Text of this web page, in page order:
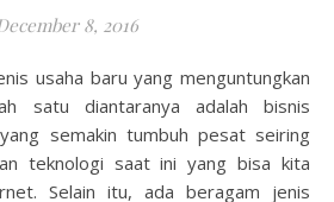
8, 2016
satu diantaranya adalah bisnis
semakin tumbuh pesat seiring
teknologi saat ini yang bisa kita
Selain itu, ada beragam jenis